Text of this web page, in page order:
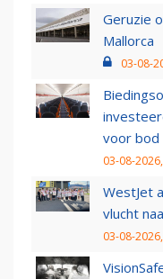
Geruzie
Mallorca
03-08-
voor bod
03-08-
WestJet
vlucht
03-08-